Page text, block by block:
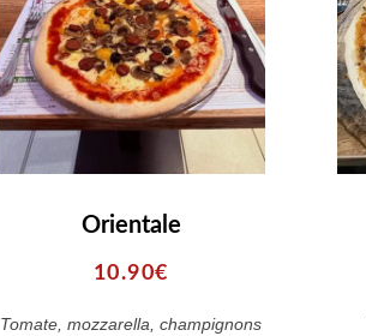
Orientale
10.90€
Tomate, mozzarella, champignons